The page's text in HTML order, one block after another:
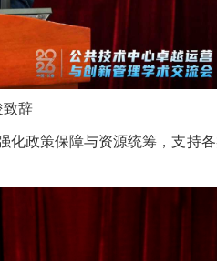
致辞
政策保障与资源统筹，支持